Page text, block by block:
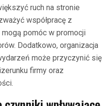
ruch na stronie
współpracę z
pomóc w promocji
Dodatkowo, organizacja
może przyczynić się
firmy oraz